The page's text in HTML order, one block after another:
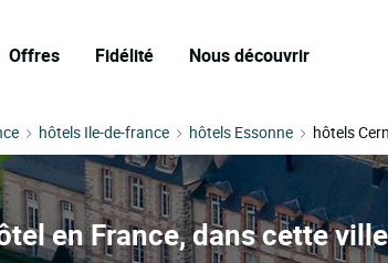
Offres Fidélité Nous découvrir
hôtels Ile-de-france hôtels Essonne hôtels
en France, dans cette